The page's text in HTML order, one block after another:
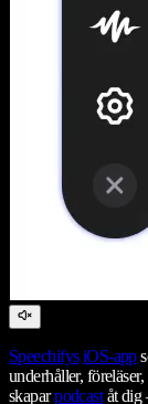
Speechifys iOS-app
underhåller,
skaparpodcaståt dig